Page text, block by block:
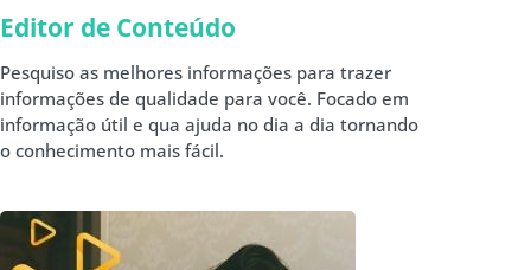
Editor de Conteúdo
Pesquiso as melhores informações para trazer
informações de qualidade para você. Focado em
informação útil e qua ajuda no dia a dia tornando
o conhecimento mais fácil.